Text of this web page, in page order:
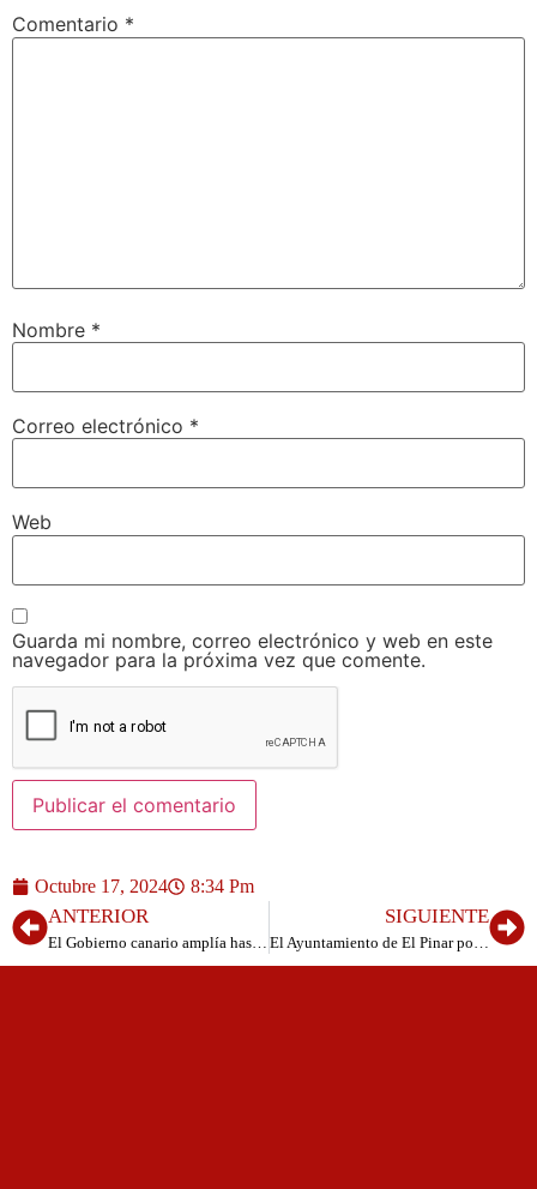
Comentario *
Nombre *
Correo electrónico *
Web
Guarda mi nombre, correo electrónico y web en este
navegador para la próxima vez que comente.
Octubre 17, 2024 8:34 Pm
ANTERIOR SIGUIENTE